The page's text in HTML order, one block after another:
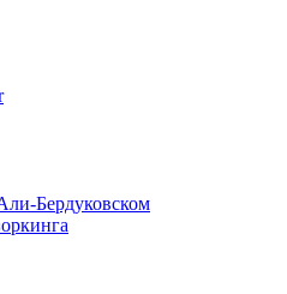
Бердуковском